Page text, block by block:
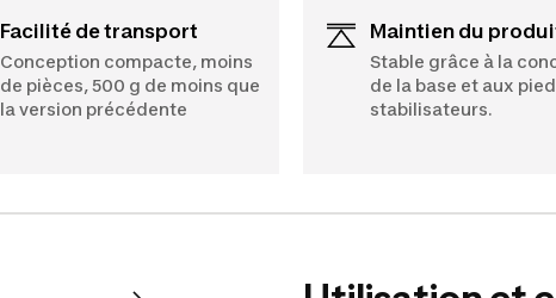
Facilité de transport
Conception compacte, moins
de pièces, 500 g de moins que
la version précédente
Maintien du
Stable grâce à la
de la base et aux
stabilisateurs.